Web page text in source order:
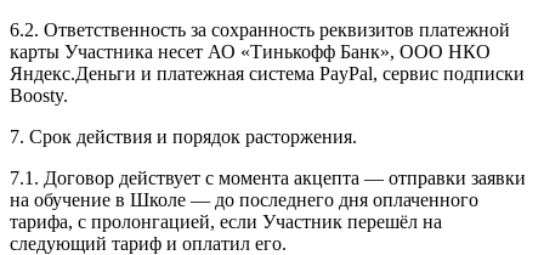
6.2. Ответственность за сохранность реквизитов платежной
карты Участника несет АО «Тинькофф Банк», ООО НКО
Яндекс.Деньги и платежная система PayPal, сервис подписки
Boosty.
7. Срок действия и порядок расторжения.
7.1. Договор действует с момента акцепта — отправки заявки
на обучение в Школе — до последнего дня оплаченного
тарифа, с пролонгацией, если Участник перешёл на
следующий тариф и оплатил его.